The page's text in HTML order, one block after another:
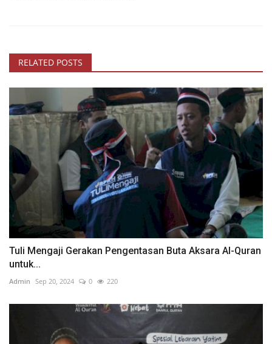
RELATED POSTS
Tuli Mengaji Gerakan Pengentasan Buta Aksara Al-Quran
untuk...
Admin Sep 20, 2024 0 220